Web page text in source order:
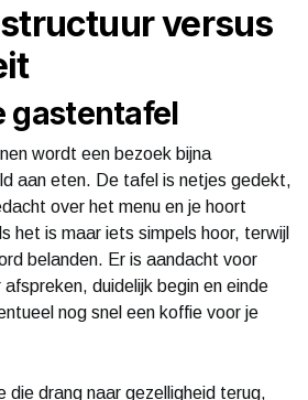
versus
gastentafel
wordt een bezoek bijna
aan eten. De tafel is netjes gedekt,
over het menu en je hoort
het is maar iets simpels hoor, terwijl
belanden. Er is aandacht voor
afspreken, duidelijk begin en einde
nog snel een koffie voor je
die drang naar gezelligheid terug,